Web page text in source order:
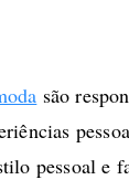
são
pessoal e